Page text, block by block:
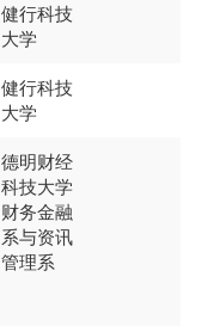
健行科技
大学
健行科技
大学
德明财经
科技大学
财务金融
系与资讯
管理系